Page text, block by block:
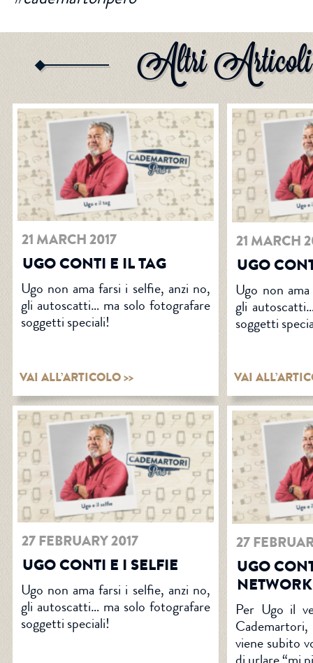
Altri Articoli
21 MARCH 2017
UGO CONTI E IL TAG
Ugo non ama farsi i selfie, anzi no,
gli autoscatti… ma solo fotografare
soggetti speciali!
VAI ALL’ARTICOLO >>
21 MARCH
UGO
Ugo non
gli
soggetti
VAI
27 FEBRUARY 2017
UGO CONTI E I SELFIE
Ugo non ama farsi i selfie, anzi no,
gli autoscatti… ma solo fotografare
soggetti speciali!
27
UGO
NETWORK
Per Ugo il
viene subito